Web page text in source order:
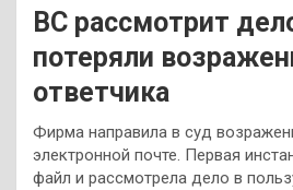
ВС рассмотрит
потеряли
ответчика
Фирма направила в суд
электронной почте. Первая
файл и рассмотрела дело в